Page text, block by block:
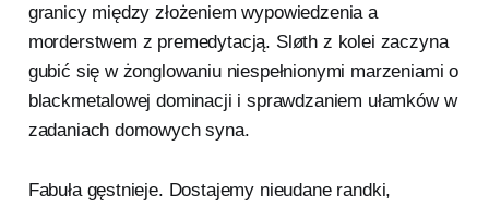
granicy między złożeniem wypowiedzenia a
morderstwem z premedytacją. Sløth z kolei zaczyna
gubić się w żonglowaniu niespełnionymi marzeniami o
blackmetalowej dominacji i sprawdzaniem ułamków w
zadaniach domowych syna.
Fabuła gęstnieje. Dostajemy nieudane randki,